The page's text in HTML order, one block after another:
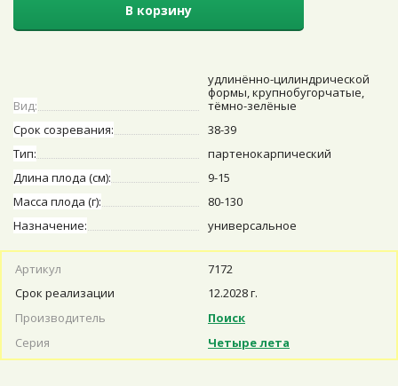
В корзину
Вид:
удлинённо-цилиндрической
формы, крупнобугорчатые,
тёмно-зелёные
Срок созревания:
38-39
Тип:
партенокарпический
Длина плода (см):
9-15
Масса плода (г):
80-130
Назначение:
универсальное
Артикул
7172
Срок реализации
12.2028 г.
Производитель
Поиск
Серия
Четыре лета